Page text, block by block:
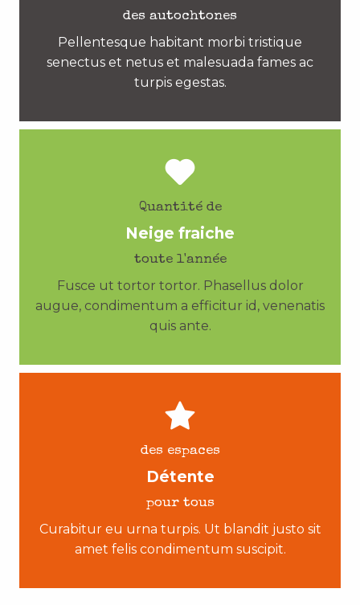
des autochtones
Pellentesque habitant morbi tristique
senectus et netus et malesuada fames ac
turpis egestas.
Quantité de
Neige fraiche
toute l'année
Fusce ut tortor tortor. Phasellus dolor
augue, condimentum a efficitur id, venenatis
quis ante.
des espaces
Détente
pour tous
Curabitur eu urna turpis. Ut blandit justo sit
amet felis condimentum suscipit.